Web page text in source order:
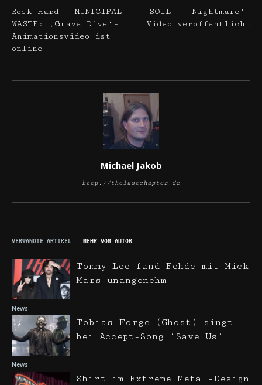
Rock Hard – MUNICIPAL
WASTE: ‚Grave Dive‘-
Animationsvideo ist
online
SOIL – 'Nightmare'-
Video veröffentlicht
Michael Jakob
http://thelastchapter.de
VERWANDTE ARTIKEL MEHR VOM AUTOR
News
Tommy Lee fand Fehde mit Mick
Mars unangenehm
News
Tobias Forge (Ghost) singt
bei Accept-Song ‘Save Us’
Shirt im Extreme Metal-Design